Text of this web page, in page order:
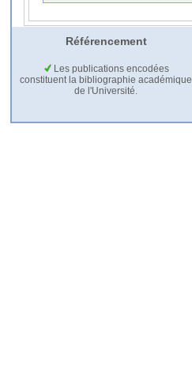
Référencement
Les publications encodées
constituent la bibliographie académique
de l'Université.